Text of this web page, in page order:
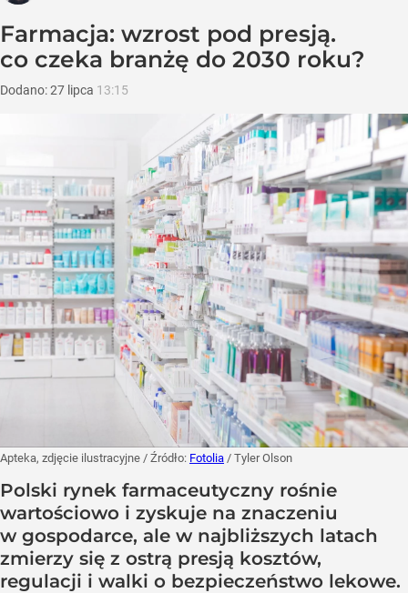
Farmacja: wzrost pod presją.
co czeka branżę do 2030 roku?
Dodano:27 lipca 13:15
Apteka, zdjęcie ilustracyjne / Źródło: Fotolia / Tyler Olson
Polski rynek farmaceutyczny rośnie
wartościowo i zyskuje na znaczeniu
w gospodarce, ale w najbliższych latach
zmierzy się z ostrą presją kosztów,
regulacji i walki o bezpieczeństwo lekowe.